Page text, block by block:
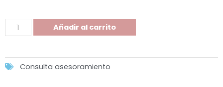
Añadir al carrito
Consulta asesoramiento